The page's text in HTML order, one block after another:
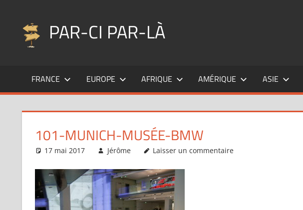
contenu
PAR-CI PAR-LÀ
fil
pérégrinations
FRANCE EUROPE AFRIQUE AMÉRIQUE ASIE
101-MUNICH-MUSÉE-BMW
17 mai 2017 Jérôme Laisser un commentaire